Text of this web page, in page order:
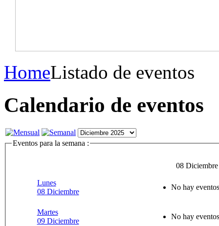
HomeListado de eventos
Calendario de eventos
Eventos para la semana :
08
Lunes
08 Diciembre
No hay
Martes
09 Diciembre
No hay